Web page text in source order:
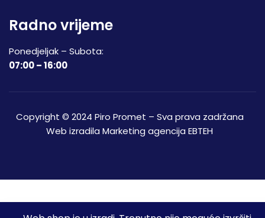
Radno vrijeme
Ponedjeljak – Subota:
07:00 – 16:00
Copyright © 2024 Piro Promet – Sva prava zadržana
Web izradila Marketing agencija EBTEH